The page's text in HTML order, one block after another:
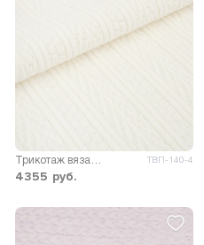
ТВП-140-4
4355 руб.